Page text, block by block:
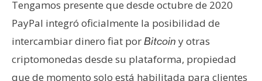
Tengamos presente que desde octubre de 2020
PayPal integró oficialmente la posibilidad de
intercambiar dinero fiat porBitcoin y otras
criptomonedas desde su plataforma, propiedad
que de momento solo está habilitada para clientes